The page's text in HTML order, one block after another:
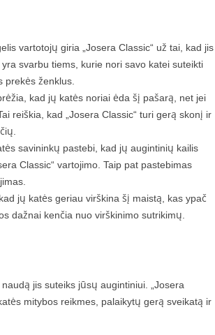
vartotojų giria „Josera Classic“ už tai, kad jis
svarbu tiems, kurie nori savo katei suteikti
ženklus.
kad jų katės noriai ėda šį pašarą, net jei
reiškia, kad „Josera Classic“ turi gerą skonį ir
savininkų pastebi, kad jų augintinių kailis
Classic“ vartojimo. Taip pat pastebimas
jų katės geriau virškina šį maistą, kas ypač
dažnai kenčia nuo virškinimo sutrikimų.
jis suteiks jūsų augintiniui. „Josera
mitybos reikmes, palaikytų gerą sveikatą ir